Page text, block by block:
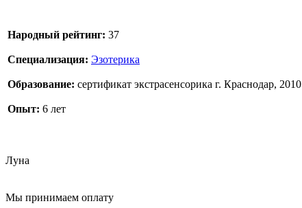
Народный рейтинг: 37
Специализация: Эзотерика
Образование: сертификат экстрасенсорика г. Краснодар, 2010
Опыт: 6 лет
Луна
Мы принимаем оплату